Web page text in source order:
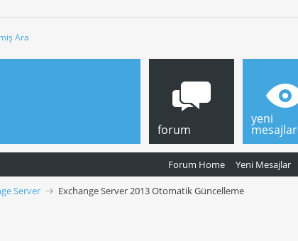
Ara
forum
Forum Home Yeni Mesajlar
yeni
mesajlar
Server Exchange Server 2013 Otomatik Güncelleme